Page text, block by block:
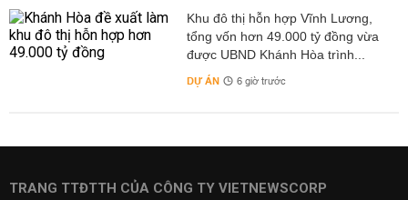
Khu đô thị hỗn hợp Vĩnh Lương,
tổng vốn hơn 49.000 tỷ đồng vừa
được UBND Khánh Hòa trình...
DỰ ÁN 6 giờ trước
TRANG TTĐTTH CỦA CÔNG TY VIETNEWSCORP